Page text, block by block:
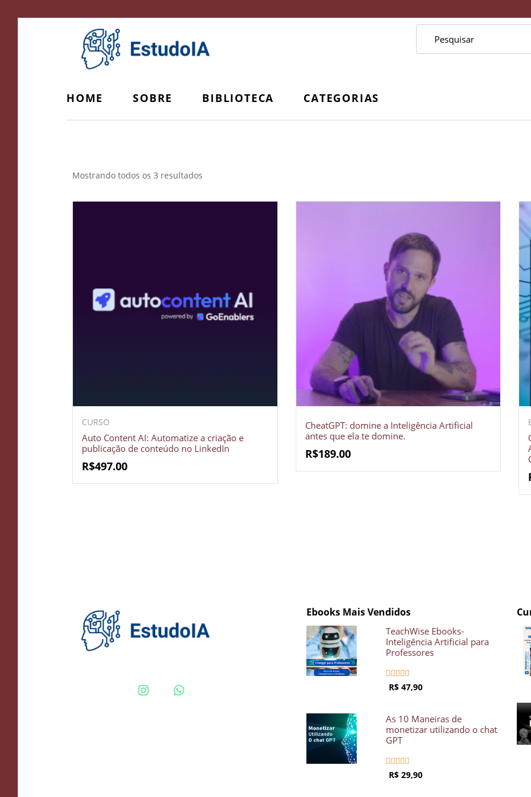
HOME SOBRE BIBLIOTECA CATEGORIAS
Mostrando todos os 3 resultados
CURSO
Auto Content AI: Automatize a criação e
publicação de conteúdo no LinkedIn
R$497.00
CheatGPT: domine a Inteligência Artificial
antes que ela te domine.
R$189.00
Ebooks Mais Vendidos
TeachWise Ebooks-
Inteligência Artificial para
Professores
    
R$ 47,90
As 10 Maneiras de
monetizar utilizando o chat
GPT
    
R$ 29,90
Artificial
COMECE